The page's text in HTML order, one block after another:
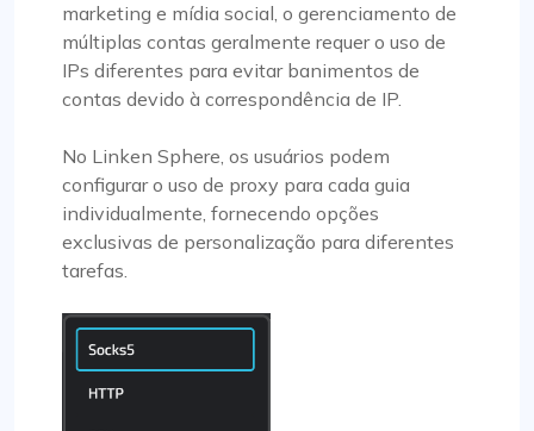
marketing e mídia social, o gerenciamento de
múltiplas contas geralmente requer o uso de
IPs diferentes para evitar banimentos de
contas devido à correspondência de IP.
No Linken Sphere, os usuários podem
configurar o uso de proxy para cada guia
individualmente, fornecendo opções
exclusivas de personalização para diferentes
tarefas.